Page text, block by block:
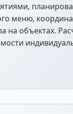
меню,
на объектах.